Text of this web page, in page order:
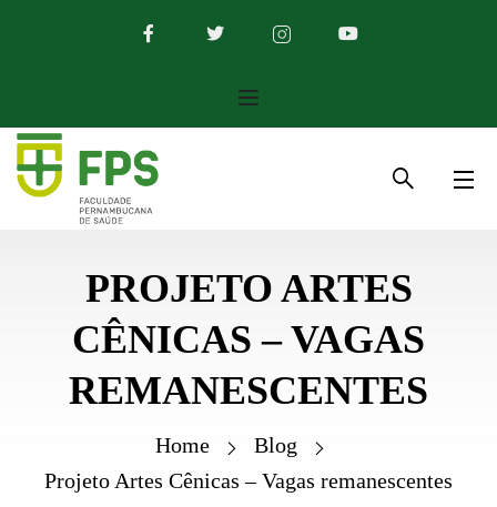
PROJETO ARTES
CÊNICAS – VAGAS
REMANESCENTES
Home
Blog
Projeto Artes Cênicas – Vagas remanescentes